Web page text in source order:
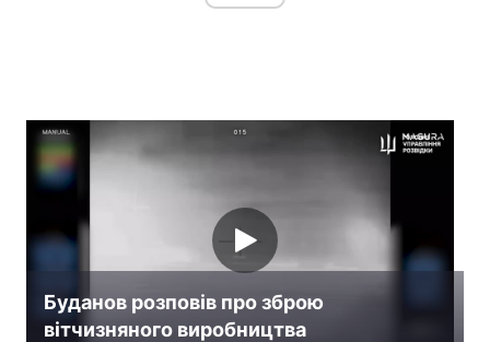
Буданов розповів про зброю
вітчизняного виробництва